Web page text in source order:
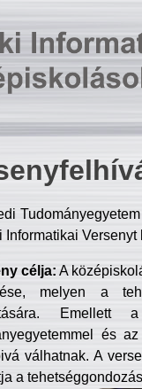
Informatikai
célja: A
melyen a
Emellett
és
válhatnak. A
a